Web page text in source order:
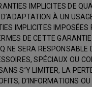
IMPLICITES DE
À UN
IMPLICITES IMPOSÉES
DE CETTE
NE SERA RESPONSABLE
SPÉCIAUX OU
S’Y LIMITER, LA
D’INFORMATIONS